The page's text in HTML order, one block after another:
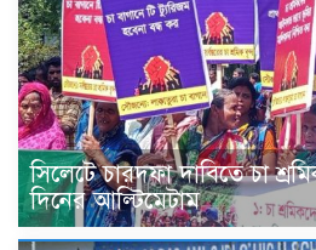
সিলেটে চারদফা দাবিতে চা
দিনের আল্টিমেটাম